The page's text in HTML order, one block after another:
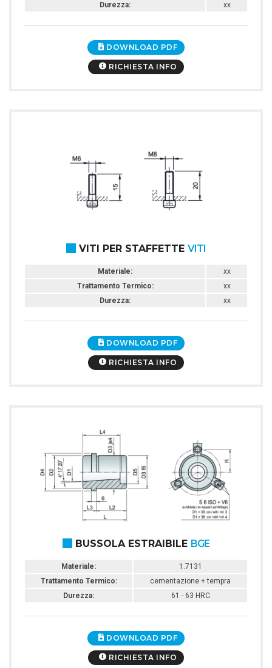
Durezza: xx
DOWNLOAD PDF
RICHIESTA INFO
VITI PER STAFFETTE VITI
Materiale:
xx
Trattamento Termico:
xx
Durezza:
xx
DOWNLOAD PDF
RICHIESTA INFO
BUSSOLA ESTRAIBILE BGE
Materiale:
1.7131
Trattamento Termico:
cementazione + tempra
Durezza:
61 - 63 HRC
DOWNLOAD PDF
RICHIESTA INFO